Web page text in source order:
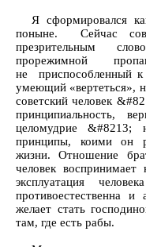
Я сформировался
поныне. Сейчас
презрительным
прорежимной
не приспособленный
умеющий «вертеться»,
советский человек
принципиальность,
целомудрие
принципы, коими он
жизни. Отношение
человек
эксплуатация
противоестественна
желает стать
там, где есть рабы.